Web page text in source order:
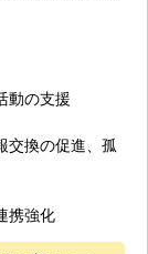
動の支援
交換の促進、孤
携強化